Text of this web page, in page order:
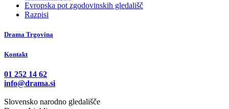
Evropska pot zgodovinskih gledališč
Razpisi
Drama Trgovina
Kontakt
01 252 14 62
info@drama.si
Slovensko narodno gledališče